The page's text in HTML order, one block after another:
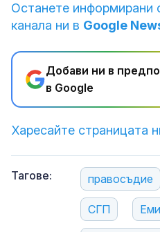
Останете информирани
канала ни в Google
Добави ни в
в Google
Харесайте страницата
Тагове: правосъдие
СГП